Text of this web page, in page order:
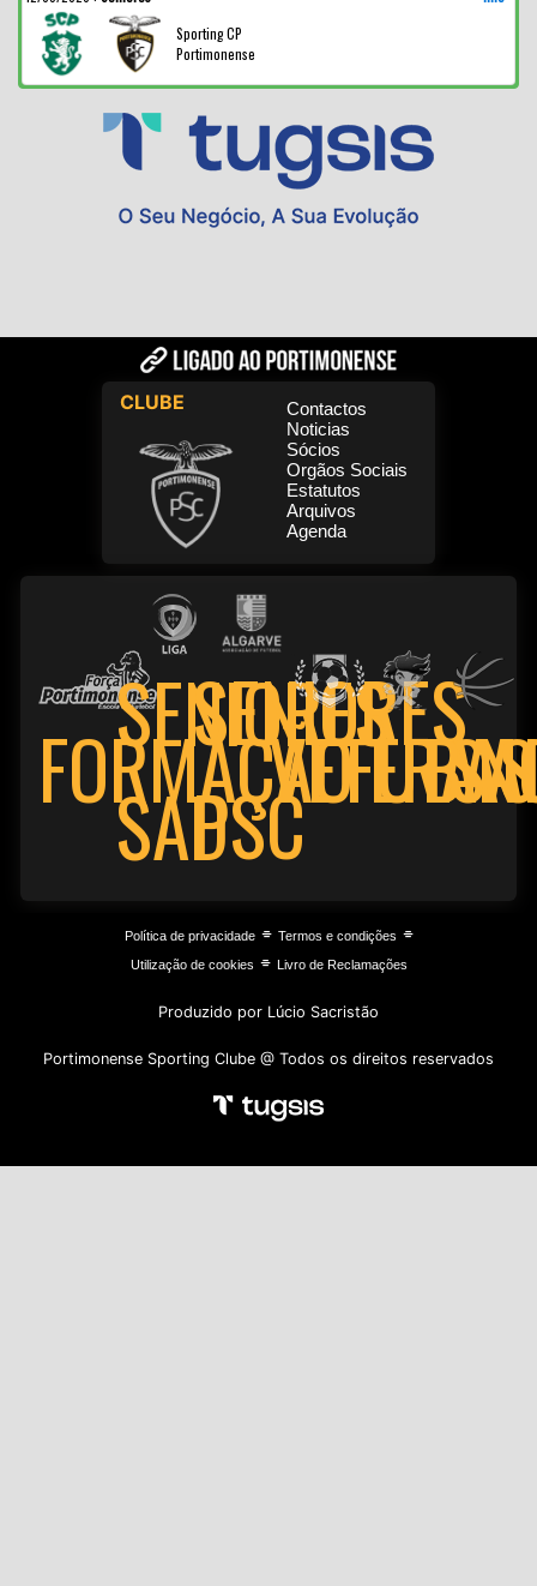
Sporting CP
Portimonense
CLUBE
Contactos
Noticias
Sócios
Orgãos Sociais
Estatutos
Arquivos
Agenda
FORMAÇÃO
SENIORES
SAD
SENIORES
PSC
Política de privacidade⌯ Termos e condições ⌯
Utilização de cookies ⌯ Livro de Reclamações
Produzido por Lúcio Sacristão
Portimonense Sporting Clube @ Todos os direitos reservados